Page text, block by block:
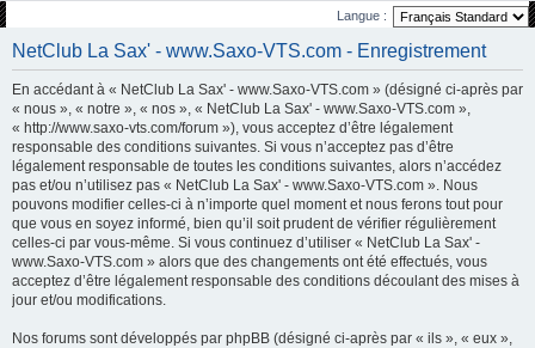
e
Langue :
NetClub La Sax' - www.Saxo-VTS.com - Enregistrement
En accédant à « NetClub La Sax' - www.Saxo-VTS.com » (désigné ci-après par
« nous », « notre », « nos », « NetClub La Sax' - www.Saxo-VTS.com »,
« http://www.saxo-vts.com/forum »), vous acceptez d’être légalement
responsable des conditions suivantes. Si vous n’acceptez pas d’être
légalement responsable de toutes les conditions suivantes, alors n’accédez
pas et/ou n’utilisez pas « NetClub La Sax' - www.Saxo-VTS.com ». Nous
pouvons modifier celles-ci à n’importe quel moment et nous ferons tout pour
que vous en soyez informé, bien qu’il soit prudent de vérifier régulièrement
celles-ci par vous-même. Si vous continuez d’utiliser « NetClub La Sax' -
www.Saxo-VTS.com » alors que des changements ont été effectués, vous
acceptez d’être légalement responsable des conditions découlant des mises à
jour et/ou modifications.
Nos forums sont développés par phpBB (désigné ci-après par « ils », « eux »,